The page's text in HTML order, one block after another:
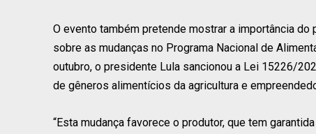
O evento também pretende mostrar a importância
sobre as mudanças no Programa Nacional de
outubro, o presidente Lula sancionou a Lei 15226/
de gêneros alimentícios da agricultura e
“Esta mudança favorece o produtor, que tem